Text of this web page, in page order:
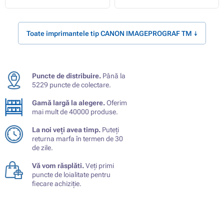
Toate imprimantele tip CANON IMAGEPROGRAF TM ↓
Puncte de distribuire. Până la
5229 puncte de colectare.
Gamă largă la alegere.Oferim
mai mult de 40000 produse.
La noi veți avea timp. Puteți
returna marfa în termen de 30
de zile.
Vă vom răsplăti.Veți primi
puncte de loialitate pentru
fiecare achiziție.